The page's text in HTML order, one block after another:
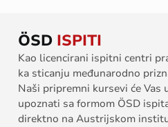
ÖSD ISPITI
Kao licencirani ispitni centri
ka sticanju međunarodno
Naši pripremni kursevi će Vas
upoznati sa formom ÖSD
direktno na Austrijskom